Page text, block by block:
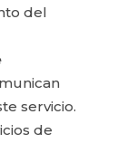
del
servicio.
de